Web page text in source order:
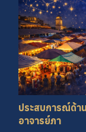
ประสบการณ์ด้
อาจารย์ภา